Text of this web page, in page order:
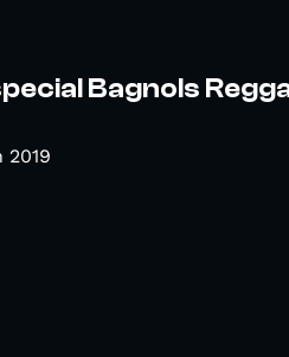
Bagnols
2019